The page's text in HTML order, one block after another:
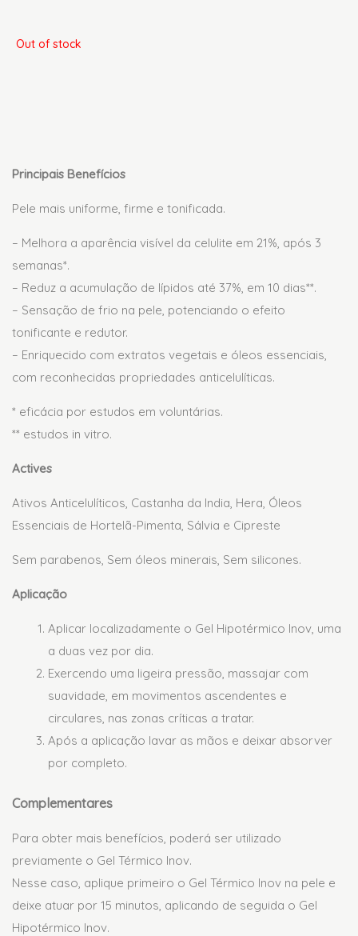
Out of stock
Principais Benefícios
Pele mais uniforme, firme e tonificada.
– Melhora a aparência visível da celulite em 21%, após 3
semanas*.
– Reduz a acumulação de lípidos até 37%, em 10 dias**.
– Sensação de frio na pele, potenciando o efeito
tonificante e redutor.
– Enriquecido com extratos vegetais e óleos essenciais,
com reconhecidas propriedades anticelulíticas.
* eficácia por estudos em voluntárias.
** estudos in vitro.
Actives
Ativos Anticelulíticos, Castanha da India, Hera, Óleos
Essenciais de Hortelã-Pimenta, Sálvia e Cipreste
Sem parabenos, Sem óleos minerais, Sem silicones.
Aplicação
Aplicar localizadamente o Gel Hipotérmico Inov, uma
a duas vez por dia.
Exercendo uma ligeira pressão, massajar com
suavidade, em movimentos ascendentes e
circulares, nas zonas críticas a tratar.
Após a aplicação lavar as mãos e deixar absorver
por completo.
Complementares
Para obter mais benefícios, poderá ser utilizado
previamente o Gel Térmico Inov.
Nesse caso, aplique primeiro o Gel Térmico Inov na pele e
deixe atuar por 15 minutos, aplicando de seguida o Gel
Hipotérmico Inov.